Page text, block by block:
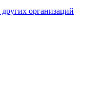
организаций